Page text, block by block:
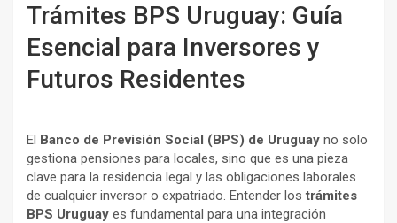
Trámites BPS Uruguay: Guía
Esencial para Inversores y
Futuros Residentes
El Banco de Previsión Social (BPS) de Uruguay no solo
gestiona pensiones para locales, sino que es una pieza
clave para la residencia legal y las obligaciones laborales
de cualquier inversor o expatriado. Entender lostrámites
BPS Uruguay es fundamental para una integración